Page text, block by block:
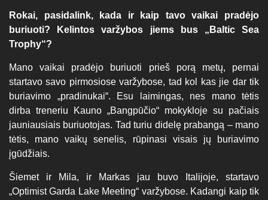
Rokai, pasidalink, kada ir kaip tavo vaikai pradėjo
buriuoti? Kelintos varžybos jiems bus „Baltic Sea
Trophy“?
Mano vaikai pradėjo buriuoti prieš porą metų, pernai
startavo savo pirmosiose varžybose, tad kol kas jie dar tik
buriavimo „pradinukai“. Esu laimingas, nes mano tėtis
dirba treneriu Kauno „Bangpūčio“ mokykloje su pačiais
jauniausiais buriuotojas. Tad turiu didelę prabangą – mano
tėtis, mano vaikų senelis, rūpinasi visais jų buriavimo
įgūdžiais.
Šiemet ir Mila, ir Markas jau buvo Italijoje, startavo
„Optimist Garda Lake Meeting“ varžybose. Kadangi kaip tik